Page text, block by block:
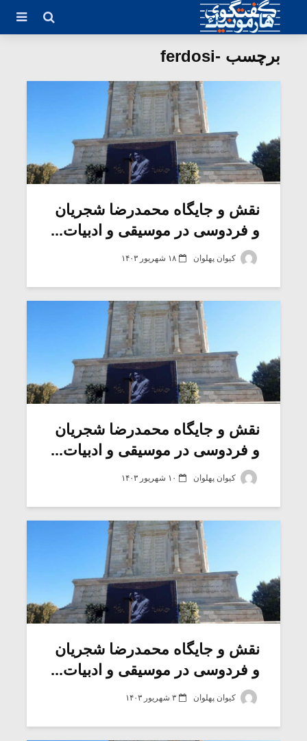
برچسب -ferdosi
نقش و جایگاه محمدرضا شجریان
و فردوسی در موسیقی و ادبیات...
کیوان پهلوان ۱۸ شهریور ۱۴۰۳
نقش و جایگاه محمدرضا شجریان
و فردوسی در موسیقی و ادبیات...
کیوان پهلوان ۱۰ شهریور ۱۴۰۳
نقش و جایگاه محمدرضا شجریان
و فردوسی در موسیقی و ادبیات...
کیوان پهلوان ۳ شهریور ۱۴۰۳